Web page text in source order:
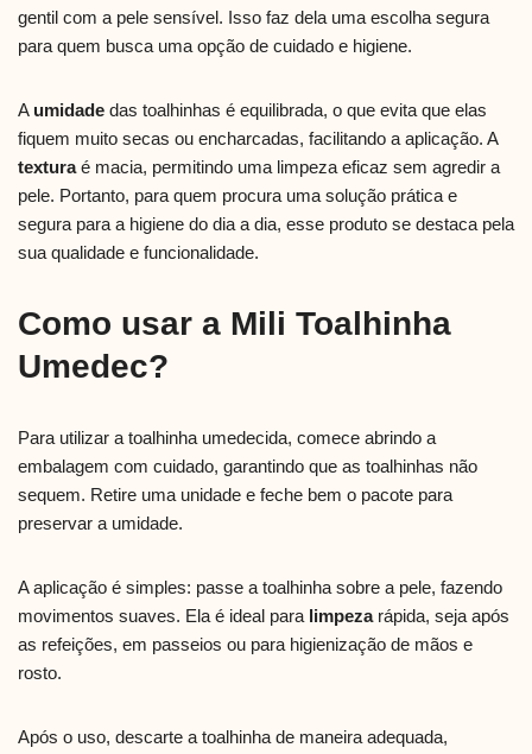
gentil com a pele sensível. Isso faz dela uma escolha segura
para quem busca uma opção de cuidado e higiene.
A umidade das toalhinhas é equilibrada, o que evita que elas
fiquem muito secas ou encharcadas, facilitando a aplicação. A
texturaé macia, permitindo uma limpeza eficaz sem agredir a
pele. Portanto, para quem procura uma solução prática e
segura para a higiene do dia a dia, esse produto se destaca pela
sua qualidade e funcionalidade.
Como usar a Mili Toalhinha
Umedec?
Para utilizar a toalhinha umedecida, comece abrindo a
embalagem com cuidado, garantindo que as toalhinhas não
sequem. Retire uma unidade e feche bem o pacote para
preservar a umidade.
A aplicação é simples: passe a toalhinha sobre a pele, fazendo
movimentos suaves. Ela é ideal para limpezarápida, seja após
as refeições, em passeios ou para higienização de mãos e
rosto.
Após o uso, descarte a toalhinha de maneira adequada,